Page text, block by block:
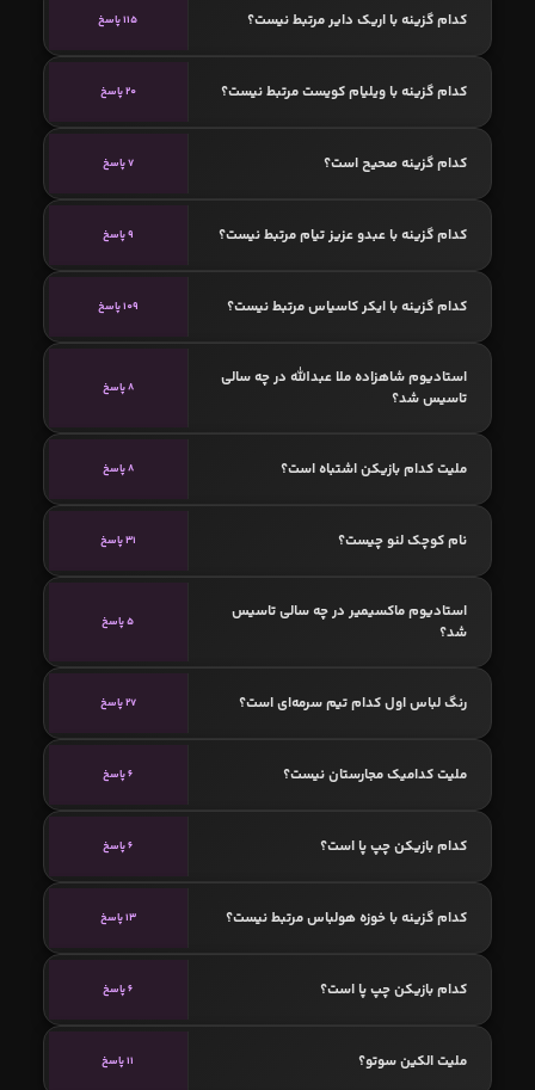
کدام گزینه با اریک دایر مرتبط نیست؟ 115 پاسخ
کدام گزینه با ویلیام کویست مرتبط نیست؟ 20 پاسخ
کدام گزینه صحیح است؟ 7 پاسخ
کدام گزینه با عبدو عزیز تیام مرتبط نیست؟ 9 پاسخ
کدام گزینه با ایکر کاسیاس مرتبط نیست؟ 109 پاسخ
استادیوم شاهزاده ملا عبدالله در چه سالی
تاسیس شد؟
8 پاسخ
ملیت کدام بازیکن اشتباه است؟ 8 پاسخ
نام کوچک لنو چیست؟ 31 پاسخ
استادیوم ماکسیمیر در چه سالی تاسیس
شد؟
5 پاسخ
رنگ لباس اول کدام تیم سرمه‌ای است؟ 27 پاسخ
ملیت کدامیک مجارستان نیست؟ 6 پاسخ
کدام بازیکن چپ پا است؟ 6 پاسخ
کدام گزینه با خوزه هولباس مرتبط نیست؟ 13 پاسخ
کدام بازیکن چپ پا است؟ 6 پاسخ
ملیت الکین سوتو؟ 11 پاسخ